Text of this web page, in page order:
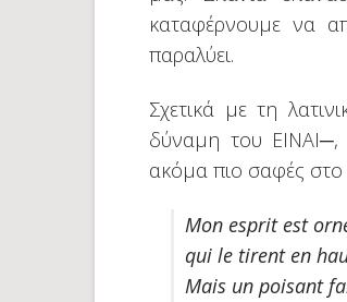
καταφέρνουμε να
παραλύει.
Σχετικά με τη
δύναμη του ΕΙΝΑΙ─,
ακόμα πιο σαφές στο
Mon esprit est
qui le tirent en
Mais un poisant